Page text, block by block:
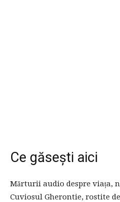
Ce găsești aici
Mărturii audio despre viața,
Cuviosul Gherontie, rostite